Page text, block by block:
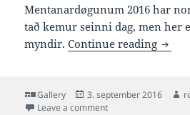
Mentanardøgunum 2016 har
tað kemur seinni dag, men her
myndir.Continue reading
Format
Gallery
Posted
on
3. september 2016
Leave a commenton Myndir frá